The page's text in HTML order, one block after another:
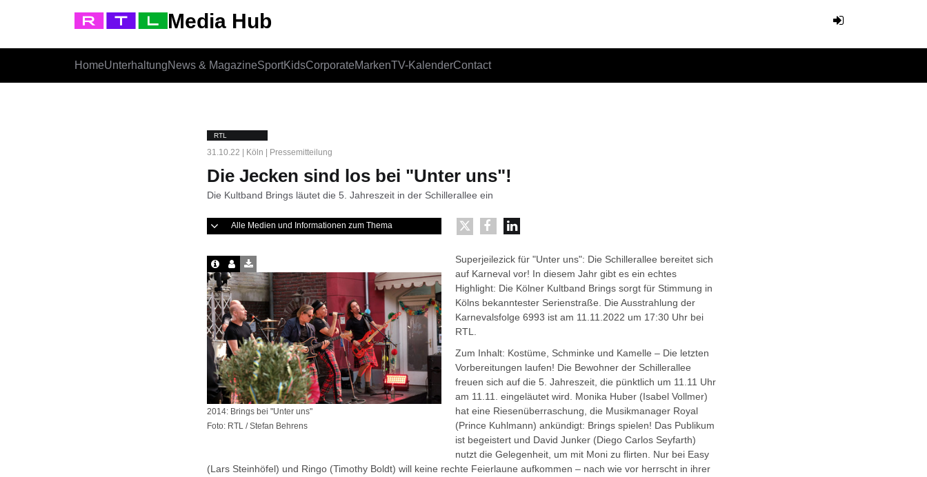
Media Hub
HomeUnterhaltungNews & MagazineSportKidsCorporateMarkenTV-KalenderContact
RTL
31.10.22 | Köln | Pressemitteilung
Die Jecken sind los bei "Unter uns"!
Die Kultband Brings läutet die 5. Jahreszeit in der Schillerallee ein
Alle Medien und Informationen zum Thema
2014: Brings bei "Unter uns"
Foto: RTL / Stefan Behrens
Superjeilezick für "Unter uns": Die Schillerallee bereitet sich
auf Karneval vor! In diesem Jahr gibt es ein echtes
Highlight: Die Kölner Kultband Brings sorgt für Stimmung in
Kölns bekanntester Serienstraße. Die Ausstrahlung der
Karnevalsfolge 6993 ist am 11.11.2022 um 17:30 Uhr bei
RTL.
Zum Inhalt: Kostüme, Schminke und Kamelle – Die letzten
Vorbereitungen laufen! Die Bewohner der Schillerallee
freuen sich auf die 5. Jahreszeit, die pünktlich um 11.11 Uhr
am 11.11. eingeläutet wird. Monika Huber (Isabel Vollmer)
hat eine Riesenüberraschung, die Musikmanager Royal
(Prince Kuhlmann) ankündigt: Brings spielen! Das Publikum
ist begeistert und David Junker (Diego Carlos Seyfarth)
nutzt die Gelegenheit, um mit Moni zu flirten. Nur bei Easy
(Lars Steinhöfel) und Ringo (Timothy Boldt) will keine rechte Feierlaune aufkommen – nach wie vor herrscht in ihrer